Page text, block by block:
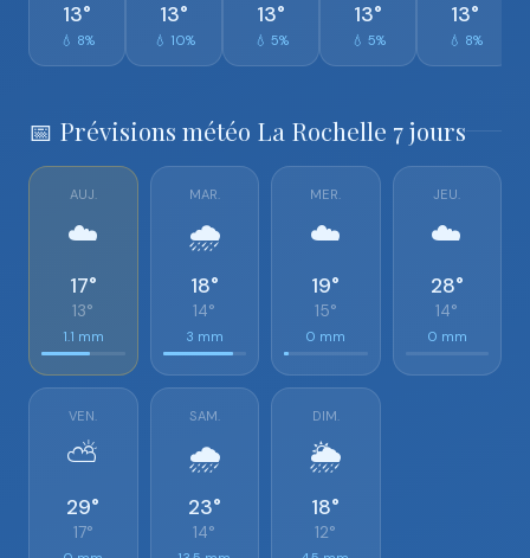
13°
💧 8%
13°
💧 10%
13°
💧 5%
13°
💧 5%
13°
💧 8%
📅 Prévisions météo La Rochelle 7 jours
AUJ.
☁️
17°
13°
1.1 mm
MAR.
🌧️
18°
14°
3 mm
MER.
☁️
19°
15°
0 mm
JEU.
☁️
28°
14°
0 mm
VEN.
⛅
29°
17°
SAM.
🌧️
23°
14°
DIM.
🌦️
18°
12°